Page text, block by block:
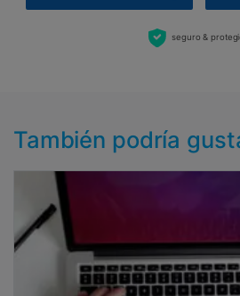
seguro &
También podría